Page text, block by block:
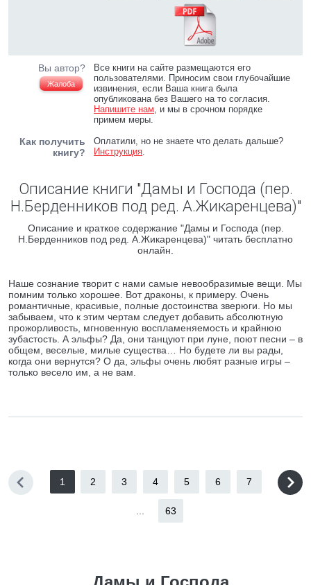
Вы автор?
Жалоба
Все книги на сайте размещаются его
пользователями. Приносим свои глубочайшие
извинения, если Ваша книга была
опубликована без Вашего на то согласия.
Напишите нам, и мы в срочном порядке
примем меры.
Как получить
книгу?
Оплатили, но не знаете что делать дальше?
Инструкция.
Описание книги "Дамы и Господа (пер.
Н.Берденников под ред. А.Жикаренцева)"
Описание и краткое содержание "Дамы и Господа (пер.
Н.Берденников под ред. А.Жикаренцева)" читать бесплатно
онлайн.
Наше сознание творит с нами самые невообразимые вещи. Мы
помним только хорошее. Вот драконы, к примеру. Очень
романтичные, красивые, полные достоинства зверюги. Но мы
забываем, что к этим чертам следует добавить абсолютную
прожорливость, мгновенную воспламеняемость и крайнюю
зубастость. А эльфы? Да, они танцуют при луне, поют песни – в
общем, веселые, милые существа… Но будете ли вы рады,
когда они вернутся? О да, эльфы очень любят разные игры –
только весело им, а не вам.
1 2 3 4 5 6 7
63